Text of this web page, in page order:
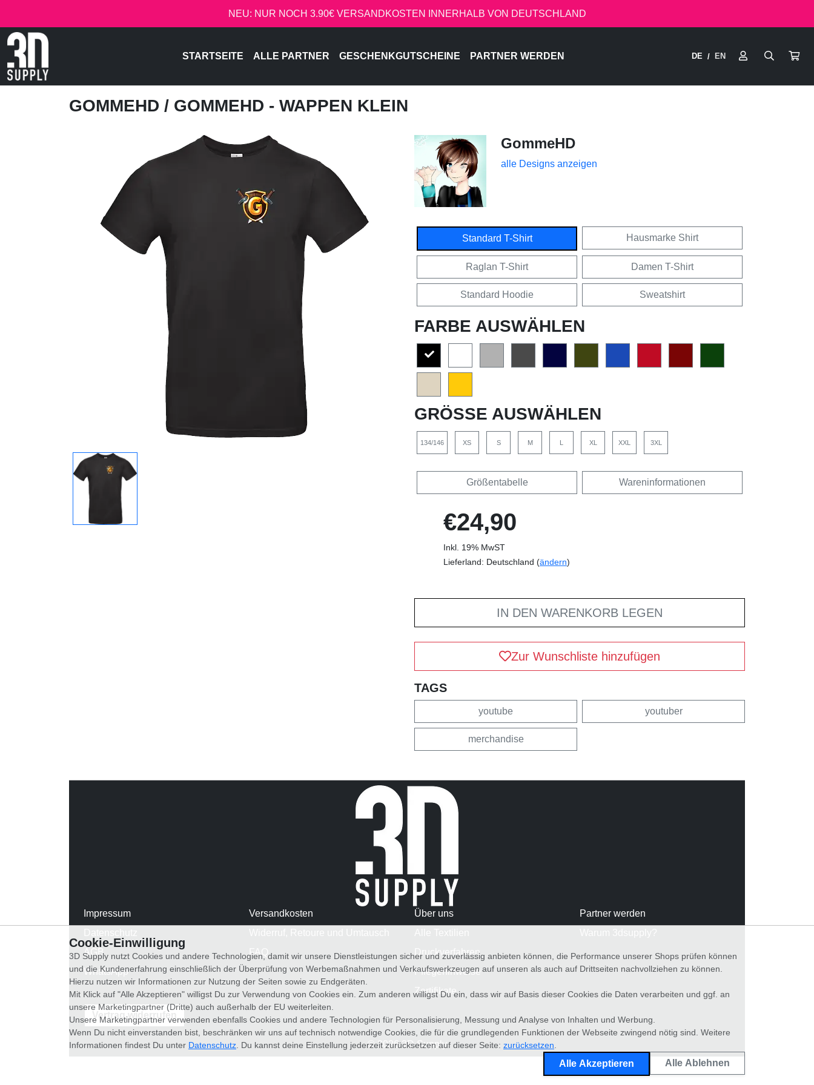
NEU: NUR NOCH 3.90€ VERSANDKOSTEN INNERHALB VON DEUTSCHLAND
STARTSEITE ALLE PARTNER GESCHENKGUTSCHEINE PARTNER WERDEN DE / EN
GOMMEHD / GOMMEHD - WAPPEN KLEIN
GommeHD
alle Designs anzeigen
Standard T-Shirt Hausmarke Shirt
Raglan T-Shirt Damen T-Shirt
Standard Hoodie Sweatshirt
FARBE AUSWÄHLEN
GRÖSSE AUSWÄHLEN
134/146 XS S M L XL XXL 3XL
Größentabelle Wareninformationen
€24,90
Inkl. 19% MwST
Lieferland: Deutschland (ändern)
IN DEN WARENKORB LEGEN
Zur Wunschliste hinzufügen
TAGS
youtube youtuber
merchandise
Impressum
AGB
WhatsApp
Versandkosten
FAQ
Über uns
Druckverfahren
Pflegehinweise
Zertifikate
Partner werden
Vertrag widerrufen
© 2026 3D Supply
Cookie-Einwilligung
3D Supply nutzt Cookies und andere Technologien, damit wir unsere Dienstleistungen sicher und zuverlässig anbieten können, die Performance unserer Shops prüfen können
und die Kundenerfahrung einschließlich der Überprüfung von Werbemaßnahmen und Verkaufswerkzeugen auf unseren als auch auf Drittseiten nachvollziehen zu können.
Hierzu nutzen wir Informationen zur Nutzung der Seiten sowie zu Endgeräten.
Mit Klick auf "Alle Akzeptieren" willigst Du zur Verwendung von Cookies ein. Zum anderen willigst Du ein, dass wir auf Basis dieser Cookies die Daten verarbeiten und ggf. an
unsere Marketingpartner (Dritte) auch außerhalb der EU weiterleiten.
Unsere Marketingpartner verwenden ebenfalls Cookies und andere Technologien für Personalisierung, Messung und Analyse von Inhalten und Werbung.
Wenn Du nicht einverstanden bist, beschränken wir uns auf technisch notwendige Cookies, die für die grundlegenden Funktionen der Webseite zwingend nötig sind. Weitere
Informationen findest Du unter Datenschutz . Du kannst deine Einstellung jederzeit zurücksetzen auf dieser Seite: zurücksetzen
Alle Akzeptieren Alle Ablehnen